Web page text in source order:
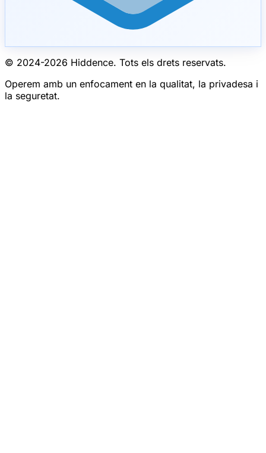
© 2024-2026 Hiddence. Tots els drets reservats.
Operem amb un enfocament en la qualitat, la privadesa i
la seguretat.